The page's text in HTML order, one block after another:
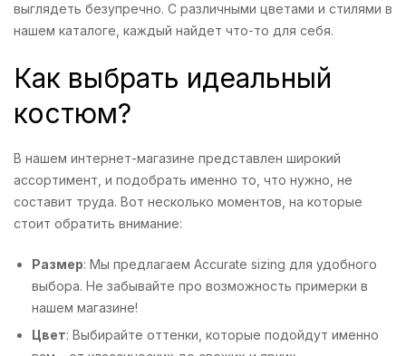
выглядеть безупречно. С различными цветами и стилями в
нашем каталоге, каждый найдет что-то для себя.
Как выбрать идеальный
костюм?
В нашем интернет-магазине представлен широкий
ассортимент, и подобрать именно то, что нужно, не
составит труда. Вот несколько моментов, на которые
стоит обратить внимание:
Размер: Мы предлагаем Accurate sizing для удобного
выбора. Не забывайте про возможность примерки в
нашем магазине!
Цвет: Выбирайте оттенки, которые подойдут именно